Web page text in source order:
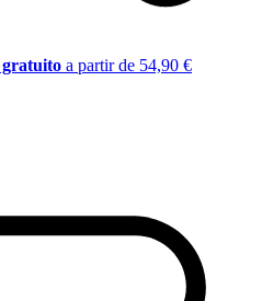
gratuito a partir de 54,90 €